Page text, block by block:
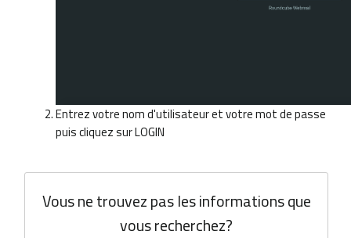
Entrez votre nom d'utilisateur et votre mot de passe
puis cliquez sur LOGIN
Vous ne trouvez pas les informations que
vous recherchez?